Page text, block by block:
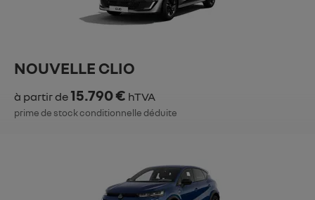
NOUVELLE CLIO
à partir de15.790 € hTVA
prime de stock conditionnelle déduite